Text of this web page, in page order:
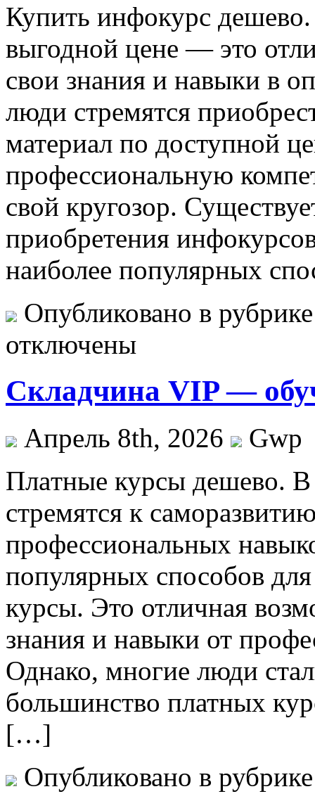
Купить инфoкурс
выгодной цене — это
свои знания и навыки в
люди стремятся
материал по доступной
профессиональную
свой кругозор.
приобретения
наиболее популярных
Опубликовано в
отключены
Складчина VIP —
Апрель 8th, 2026
Gwp
Плaтныe курсы дeшeвo.
стремятся к
профессиональных
популярных способов для
курсы. Это отличная
знания и навыки от
Однако, многие люди
большинство платных
[…]
Опубликовано в